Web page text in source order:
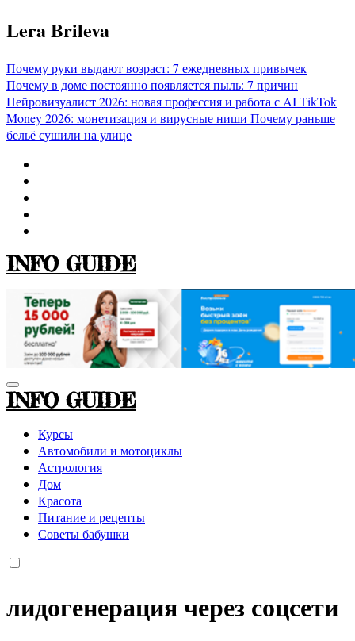
Перейти
к
Lera Brileva
Почему руки выдают возраст: 7 ежедневных привычек
Почему в доме постоянно появляется пыль: 7 причин
Нейровизуалист 2026: новая профессия и работа с AITikTok
Money 2026: монетизация и вирусные ниши Почему раньше
бельё сушили на улице
INFO GUIDE
INFO GUIDE
Курсы
Автомобили и мотоциклы
Астрология
Дом
Красота
Питание и рецепты
Советы бабушки
лидогенерация через соцсети